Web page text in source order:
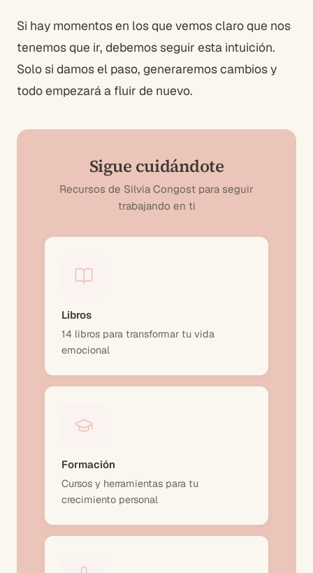
Si hay momentos en los que vemos claro que nos
tenemos que ir, debemos seguir esta intuición.
Solo si damos el paso, generaremos cambios y
todo empezará a fluir de nuevo.
Sigue cuidándote
Recursos de Silvia Congost para seguir
trabajando en ti
Libros
14 libros para transformar tu vida
emocional
Formación
Cursos y herramientas para tu
crecimiento personal